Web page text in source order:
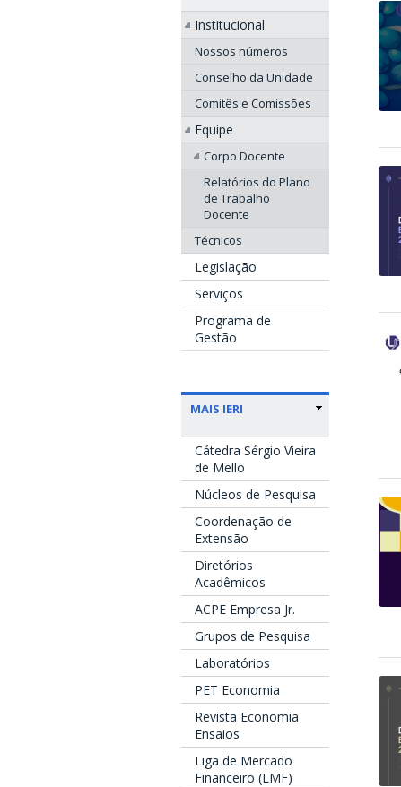
Institucional
Nossos números
Conselho da Unidade
Comitês e Comissões
Equipe
Corpo Docente
Relatórios do Plano
de Trabalho
Docente
Técnicos
Legislação
Serviços
Programa de
Gestão
MAIS IERI
Cátedra Sérgio Vieira
de Mello
Núcleos de Pesquisa
Coordenação de
Extensão
Diretórios
Acadêmicos
ACPE Empresa Jr.
Grupos de Pesquisa
Laboratórios
PET Economia
Revista Economia
Ensaios
Liga de Mercado
Financeiro (LMF)